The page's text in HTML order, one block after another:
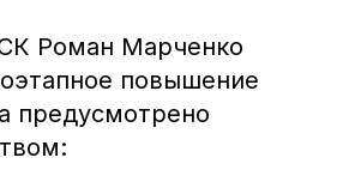
Роман Марченко
повышение
предусмотрено